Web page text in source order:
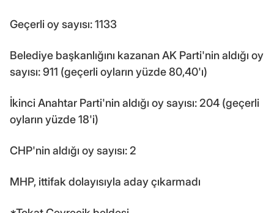
Geçerli oy sayısı: 1133
Belediye başkanlığını kazanan AK Parti'nin aldığı oy
sayısı: 911 (geçerli oyların yüzde 80,40'ı)
İkinci Anahtar Parti'nin aldığı oy sayısı: 204 (geçerli
oyların yüzde 18'i)
CHP'nin aldığı oy sayısı: 2
MHP, ittifak dolayısıyla aday çıkarmadı